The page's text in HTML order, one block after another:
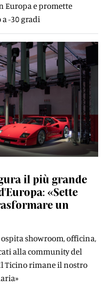
Europa e promette
-30 gradi
il più grande
«Sette
un
showroom, officina,
alla community del
Ticino rimane il nostro